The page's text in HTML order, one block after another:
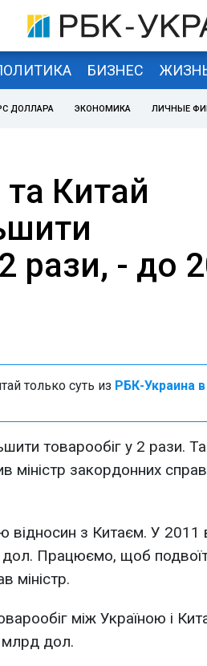
БИЗНЕС
ДОЛЛАРА ЭКОНОМИКА ЛИЧНЫЕ
Китай
рази, - до
только суть из РБК-Украина в
товарообіг у 2 рази.
міністр закордонних справ
відносин з Китаєм. У 2011
дол. Працюємо, щоб
міністр.
між Україною і
млрд дол.